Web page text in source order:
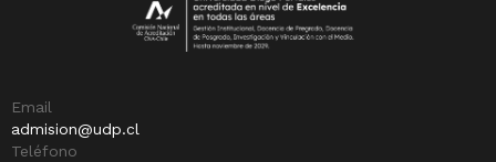
Email
admision@udp.cl
Teléfono